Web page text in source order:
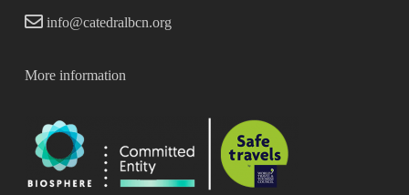
info@catedralbcn.org
More information